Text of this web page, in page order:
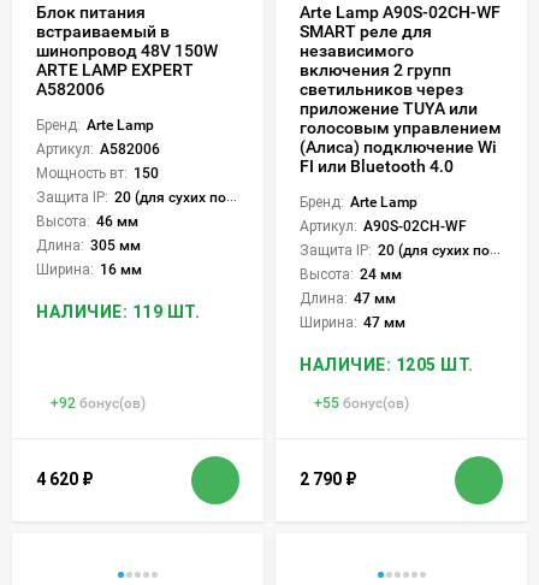
Блок питания
встраиваемый в
шинопровод 48V 150W
ARTE LAMP EXPERT
A582006
Бренд: Arte Lamp
Артикул: A582006
Мощность вт: 150
Защита IP: 20 (для сухих пом.)
Высота: 46 мм
Длина: 305 мм
Ширина: 16 мм
НАЛИЧИЕ: 119 ШТ.
+92 бонус(ов)
4 620 ₽
Arte Lamp A90S-02CH-WF
SMART реле для
независимого
включения 2 групп
светильников через
приложение TUYA или
голосовым управлением
(Алиса) подключение Wi
FI или Bluetooth 4.0
Бренд: Arte Lamp
Артикул: A90S-02CH-WF
Защита IP: 20 (для сухих пом.)
Высота: 24 мм
Длина: 47 мм
Ширина: 47 мм
НАЛИЧИЕ: 1205 ШТ.
+55 бонус(ов)
2 790 ₽